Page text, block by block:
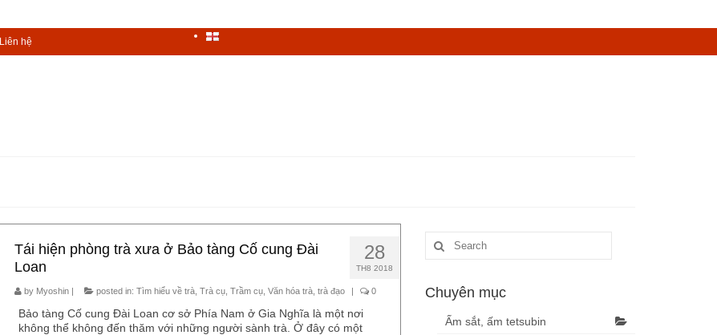
Liên hệ
28
TH8 2018
Tái hiện phòng trà xưa ở Bảo tàng Cố cung Đài
Loan
by Myoshin| posted in: Tìm hiểu về trà, Trà cụ, Trầm cụ, Văn hóa trà, trà đạo | 0
Bảo tàng Cố cung Đài Loan cơ sở Phía Nam ở Gia Nghĩa là một nơi
không thể không đến thăm với những người sành trà. Ở đây có một
Chuyên mục
Ấm sắt, ấm tetsubin